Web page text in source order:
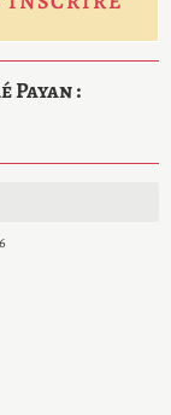
: